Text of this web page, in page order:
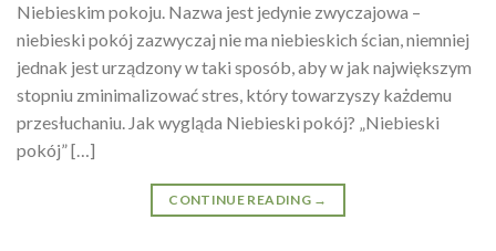
Niebieskim pokoju. Nazwa jest jedynie zwyczajowa –
niebieski pokój zazwyczaj nie ma niebieskich ścian, niemniej
jednak jest urządzony w taki sposób, aby w jak największym
stopniu zminimalizować stres, który towarzyszy każdemu
przesłuchaniu. Jak wygląda Niebieski pokój? „Niebieski
pokój” […]
CONTINUE READING →